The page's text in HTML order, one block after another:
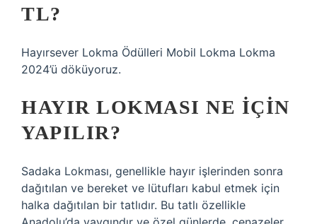
TL?
Hayırsever Lokma Ödülleri Mobil Lokma Lokma
2024’ü döküyoruz.
HAYIR LOKMASI NE IÇIN
YAPILIR?
Sadaka Lokması, genellikle hayır işlerinden sonra
dağıtılan ve bereket ve lütufları kabul etmek için
halka dağıtılan bir tatlıdır. Bu tatlı özellikle